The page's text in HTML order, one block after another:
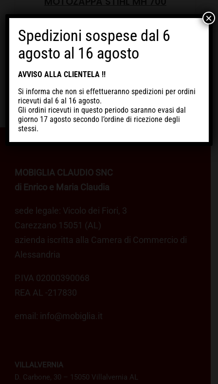
€1.089,00
Motozappa Stihl MH 700. Prodotto potente e destinato a
lavori impegnativi e duraturi, caratterizzato...
ACQUISTA
MOBIGLIA CLAUDIO SNC
di Enrico e Maria Claudia
sede legale: Vicolo dei Fiori, 3
Carezzano 15051 (AL)
azienda iscritta alla Camera di Commercio di
Alessandria
P.IVA 02000390068
REA AL -217830
email: info@mobiglia.it
VILLALVERNIA
D. Carbone, 30 – 15050 Villalvernia AL
Spedizioni sospese dal 6
agosto al 16 agosto
AVVISO ALLA CLIENTELA !!
Si informa che non si effettueranno spedizioni per ordini
ricevutidal 6 al 16 agosto.
Gli ordini ricevuti in questo periodosaranno evasi dal
giorno 17 agosto secondo l’ordine di ricezione degli
stessi.
×